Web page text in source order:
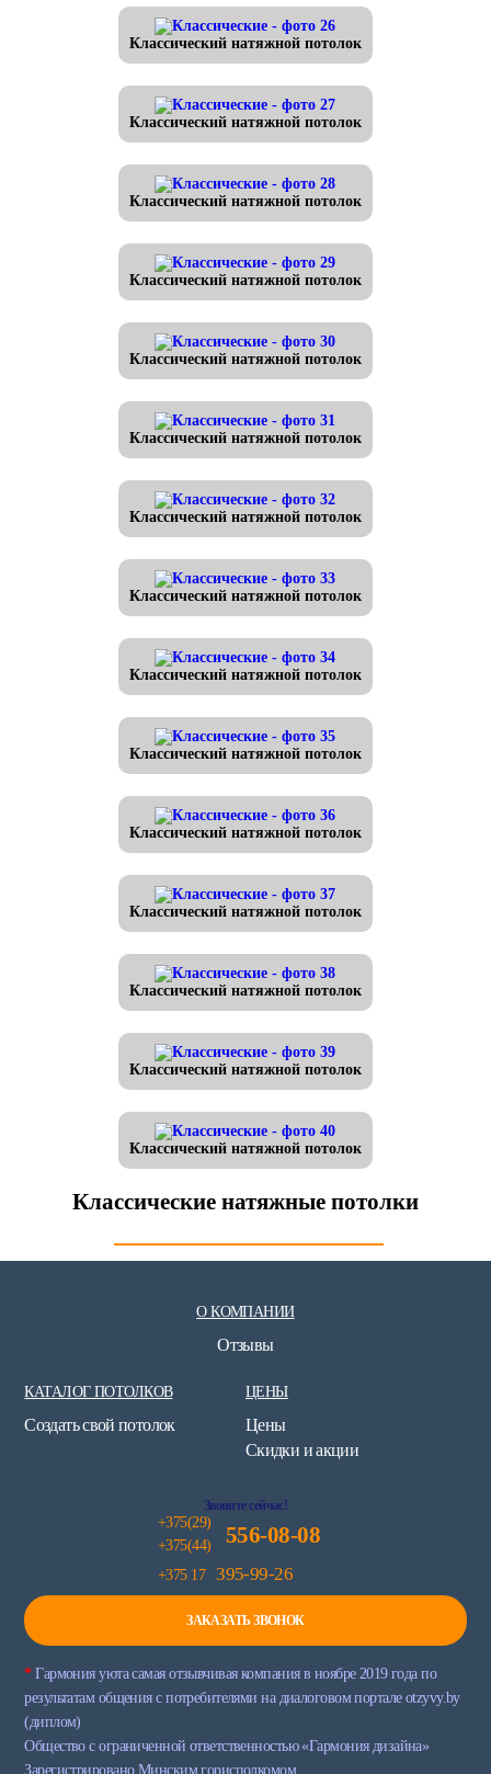
Классический натяжной потолок
Классический натяжной потолок
Классический натяжной потолок
Классический натяжной потолок
Классический натяжной потолок
Классический натяжной потолок
Классический натяжной потолок
Классический натяжной потолок
Классический натяжной потолок
Классический натяжной потолок
Классический натяжной потолок
Классический натяжной потолок
Классический натяжной потолок
Классический натяжной потолок
Классический натяжной потолок
Классические натяжные потолки
О КОМПАНИИ
Отзывы
КАТАЛОГ ПОТОЛКОВ
Создать свой потолок
ЦЕНЫ
Цены
Скидки и акции
Звоните сейчас!
+375(29)
+375(44)
556-08-08
+375 17 395-99-26
ЗАКАЗАТЬ ЗВОНОК
* Гармония уюта самая отзывчивая компания в ноябре 2019 года по
результатам общения с потребителями на диалоговом портале otzyvy.by
(диплом)
Общество с ограниченной ответственностью «Гармония дизайна»
Зарегистрировано Минским горисполкомом